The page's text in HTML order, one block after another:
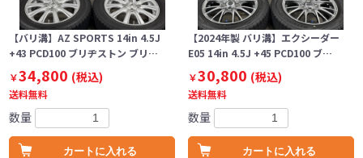
【バリ溝】AZ SPORTS 14in 4.5J
+43 PCD100 ブリヂストン ブリ…
￥34,800 (税込)
送料無料
数量
カートに入れる
【2024年製 バリ溝】エクシーダー
E05 14in 4.5J +45 PCD100 ブ…
￥30,800 (税込)
送料無料
数量
カートに入れる